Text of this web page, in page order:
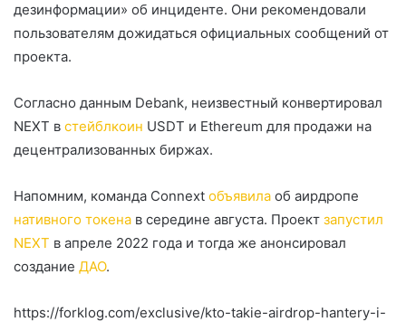
дезинформации» об инциденте. Они рекомендовали
пользователям дожидаться официальных сообщений от
проекта.
Согласно данным Debank, неизвестный конвертировал
NEXT в стейблкоин USDT и Ethereum для продажи на
децентрализованных биржах.
Напомним, команда Connext объявила об аирдропе
нативного токена в середине августа. Проект запустил
NEXT в апреле 2022 года и тогда же анонсировал
создание ДАО.
https://forklog.com/exclusive/kto-takie-airdrop-hantery-i-